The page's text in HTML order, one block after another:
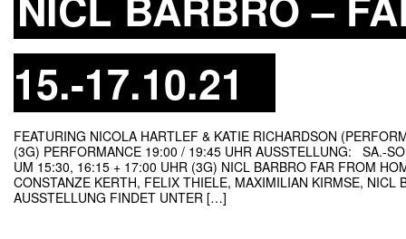
15.-17.10.21
FEATURING NICOLA HARTLEF & KATIE RICHARDSON
(3G) PERFORMANCE 19:00 / 19:45 UHR AUSSTELLUNG: SA.-
UM 15:30, 16:15 + 17:00 UHR (3G) NICL BARBRO FAR FROM
CONSTANZE KERTH, FELIX THIELE, MAXIMILIAN KIRMSE, NICL
AUSSTELLUNG FINDET UNTER […]